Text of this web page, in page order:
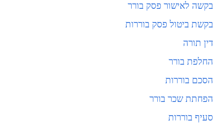
בקשה לאישור פסק בורר
בקשת ביטול פסק בוררות
דין תורה
החלפת בורר
הסכם בוררות
הפחתת שכר בורר
סעיף בוררות